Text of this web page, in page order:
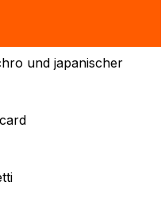
und japanischer